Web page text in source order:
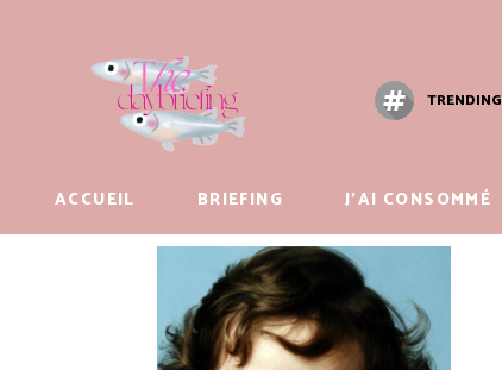
TRENDING
ACCUEIL BRIEFING J’AI CONSOMMÉ